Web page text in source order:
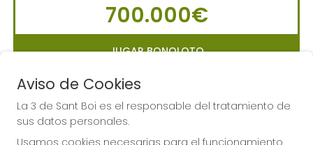
700.000€
JUGAR BONOLOTO
LA PRIMITIVA
Aviso de Cookies
La 3 de Sant Boi es el responsable del tratamiento de
sus datos personales.
Usamos cookies necesarias para el funcionamiento